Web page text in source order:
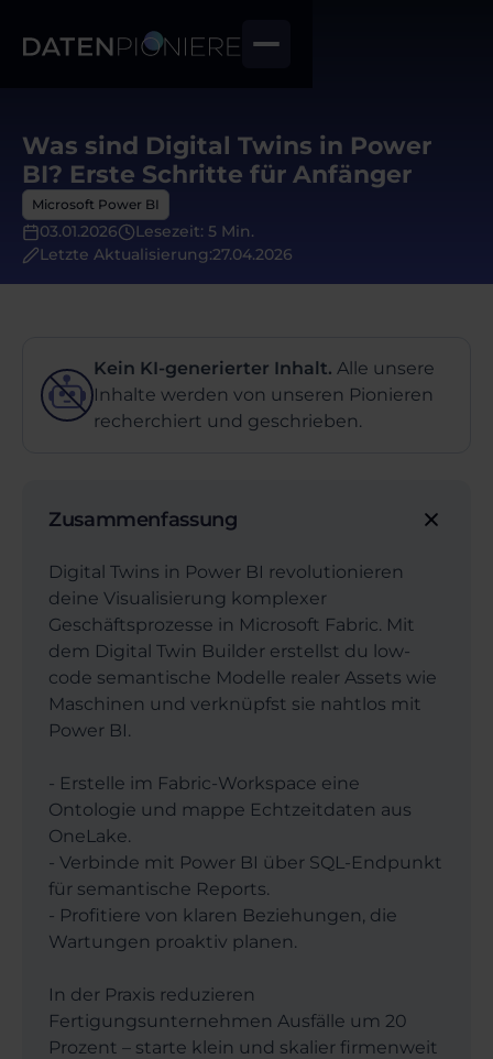
Was sind Digital Twins in Power
BI? Erste Schritte für Anfänger
Microsoft Power BI
03.01.2026
Lesezeit: 5 Min.
Letzte Aktualisierung:27.04.2026
Kein KI-generierter Inhalt. Alle unsere
Inhalte werden von unseren Pionieren
recherchiert und geschrieben.
Zusammenfassung
Digital Twins in Power BI revolutionieren
deine Visualisierung komplexer
Geschäftsprozesse in Microsoft Fabric. Mit
dem Digital Twin Builder erstellst du low-
code semantische Modelle realer Assets wie
Maschinen und verknüpfst sie nahtlos mit
Power BI.
- Erstelle im Fabric-Workspace eine
Ontologie und mappe Echtzeitdaten aus
OneLake.
- Verbinde mit Power BI über SQL-Endpunkt
für semantische Reports.
- Profitiere von klaren Beziehungen, die
Wartungen proaktiv planen.
In der Praxis reduzieren
Fertigungsunternehmen Ausfälle um 20
Prozent – starte klein und skalier firmenweit